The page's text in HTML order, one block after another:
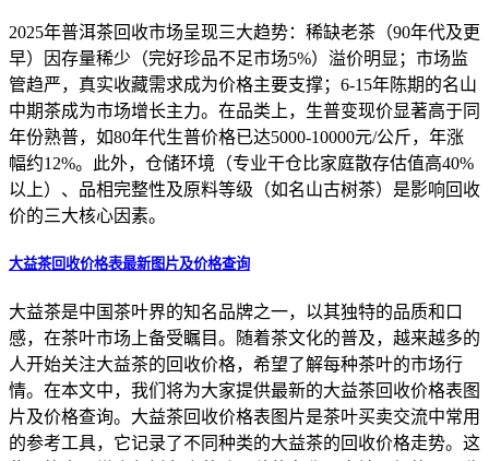
2025年普洱茶回收市场呈现三大趋势：稀缺老茶（90年代及更
早）因存量稀少（完好珍品不足市场5%）溢价明显；市场监
管趋严，真实收藏需求成为价格主要支撑；6-15年陈期的名山
中期茶成为市场增长主力。在品类上，生普变现价显著高于同
年份熟普，如80年代生普价格已达5000-10000元/公斤，年涨
幅约12%。此外，仓储环境（专业干仓比家庭散存估值高40%
以上）、品相完整性及原料等级（如名山古树茶）是影响回收
价的三大核心因素。
大益茶回收价格表最新图片及价格查询
大益茶是中国茶叶界的知名品牌之一，以其独特的品质和口
感，在茶叶市场上备受瞩目。随着茶文化的普及，越来越多的
人开始关注大益茶的回收价格，希望了解每种茶叶的市场行
情。在本文中，我们将为大家提供最新的大益茶回收价格表图
片及价格查询。大益茶回收价格表图片是茶叶买卖交流中常用
的参考工具，它记录了不同种类的大益茶的回收价格走势。这